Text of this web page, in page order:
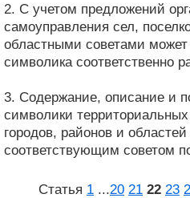
2. С учетом предложений
самоуправления сел,
областными советами
символика соответственно
3. Содержание, описание и
символики
городов, районов и
соответствующим советом
Статья 1 ...20 21 22 23